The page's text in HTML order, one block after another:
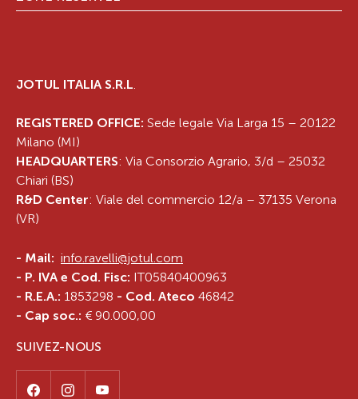
JOTUL ITALIA S.R.L
REGISTERED OFFICE: Sede legale Via Larga 15 – 20122
Milano (MI)
HEADQUARTERS: Via Consorzio Agrario, 3/d – 25032
Chiari (BS)
R&D Center: Viale del commercio 12/a – 37135 Verona
(VR)
- Mail: info.ravelli@jotul.com
- P. IVA e Cod. Fisc: IT05840400963
- R.E.A.: 1853298 - Cod. Ateco 46842
- Cap soc.: € 90.000,00
SUIVEZ-NOUS